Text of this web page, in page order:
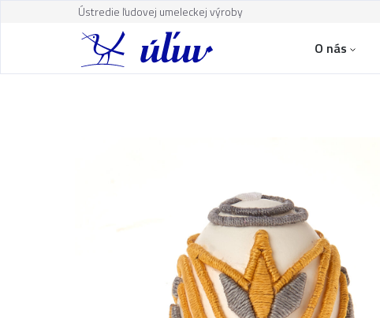
Ústredie ľudovej umeleckej výroby
O nás